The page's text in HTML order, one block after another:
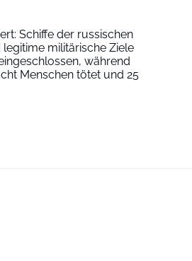
Schiffe der russischen
militärische Ziele
während
Menschen tötet und 25